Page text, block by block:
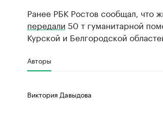
Ранее РБК Ростов сообщал, что
передали 50 т гуманитарной
Курской и Белгородской
Авторы
Виктория Давыдова